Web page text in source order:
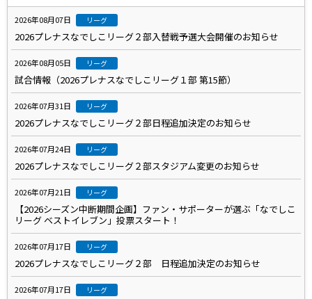
2026年08月07日 リーグ
2026プレナスなでしこリーグ２部入替戦予選大会開催のお知らせ
2026年08月05日 リーグ
試合情報（2026プレナスなでしこリーグ１部 第15節）
2026年07月31日 リーグ
2026プレナスなでしこリーグ２部日程追加決定のお知らせ
2026年07月24日 リーグ
2026プレナスなでしこリーグ２部スタジアム変更のお知らせ
2026年07月21日 リーグ
【2026シーズン中断期間企画】ファン・サポーターが選ぶ「なでしこ
リーグ ベストイレブン」投票スタート！
2026年07月17日 リーグ
2026プレナスなでしこリーグ２部 日程追加決定のお知らせ
2026年07月17日 リーグ